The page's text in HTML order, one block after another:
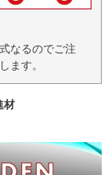
なるのでご注
ます。
材